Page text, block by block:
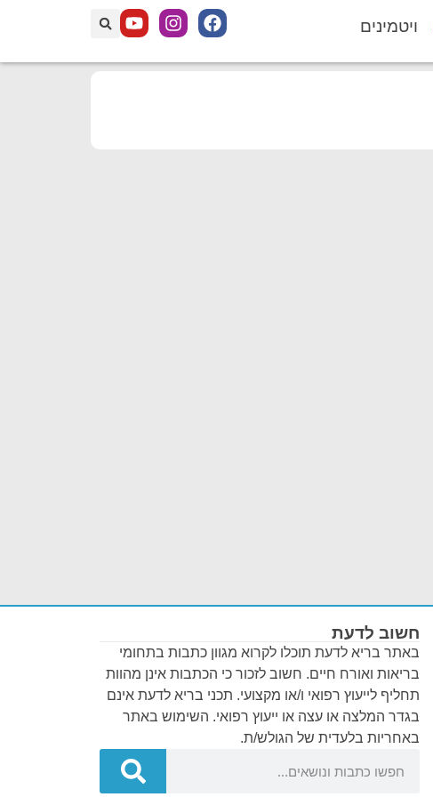
ויטמינים
חשוב לדעת
באתר בריא לדעת תוכלו לקרוא מגוון כתבות בתחומי
בריאות ואורח חיים. חשוב לזכור כי הכתבות אינן מהוות
תחליף לייעוץ רפואי ו/או מקצועי. תכני בריא לדעת אינם
בגדר המלצה או עצה או ייעוץ רפואי. השימוש באתר
באחריות בלעדית של הגולש/ת.